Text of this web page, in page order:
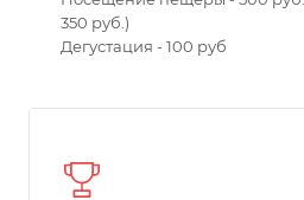
350 руб.)
Дегустация - 100 руб